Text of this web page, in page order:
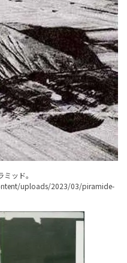
ッド。
uploads/2023/03/piramide-